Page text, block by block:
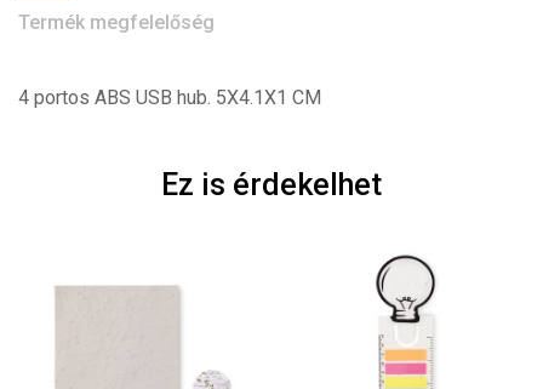
Termék megfelelőség
4 portos ABS USB hub. 5X4.1X1 CM
Ez is érdekelhet